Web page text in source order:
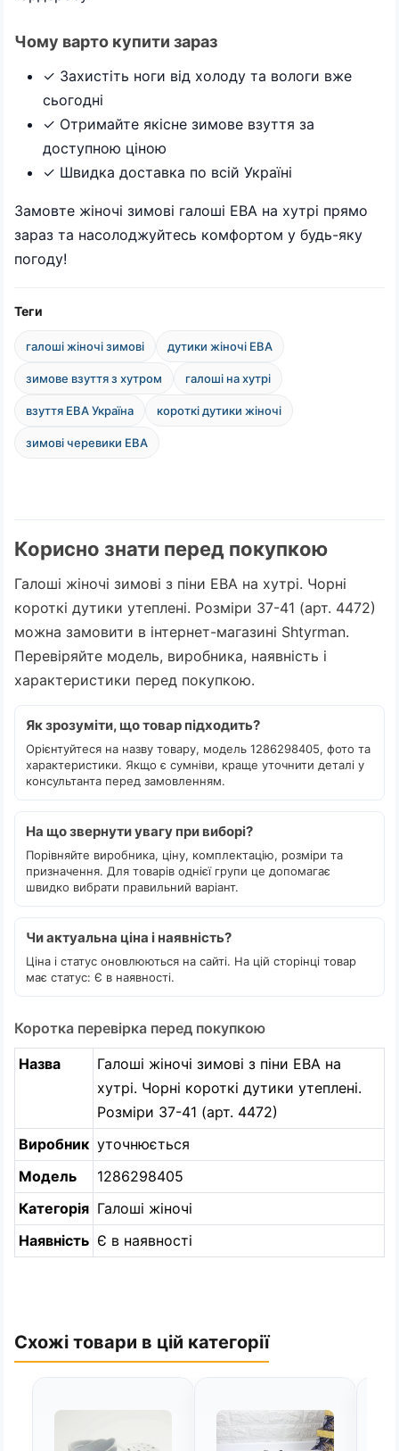
Чому варто купити зараз
✓ Захистіть ноги від холоду та вологи вже
сьогодні
✓ Отримайте якісне зимове взуття за
доступною ціною
✓ Швидка доставка по всій Україні
Замовте жіночі зимові галоші ЕВА на хутрі прямо
зараз та насолоджуйтесь комфортом у будь-яку
погоду!
Теги
галоші жіночі зимові дутики жіночі ЕВА
зимове взуття з хутром галоші на хутрі
взуття ЕВА Україна короткі дутики жіночі
зимові черевики ЕВА
Корисно знати перед покупкою
Галоші жіночі зимові з піни ЕВА на хутрі. Чорні
короткі дутики утеплені. Розміри 37-41 (арт. 4472)
можна замовити в інтернет-магазині Shtyrman.
Перевіряйте модель, виробника, наявність і
характеристики перед покупкою.
Як зрозуміти, що товар підходить?
Орієнтуйтеся на назву товару, модель 1286298405, фото та
характеристики. Якщо є сумніви, краще уточнити деталі у
консультанта перед замовленням.
На що звернути увагу при виборі?
Порівняйте виробника, ціну, комплектацію, розміри та
призначення. Для товарів однієї групи це допомагає
швидко вибрати правильний варіант.
Чи актуальна ціна і наявність?
Ціна і статус оновлюються на сайті. На цій сторінці товар
має статус: Є в наявності.
Коротка перевірка перед покупкою
Назва
Галоші жіночі зимові з піни ЕВА на
хутрі. Чорні короткі дутики утеплені.
Розміри 37-41 (арт. 4472)
Виробник уточнюється
Модель
1286298405
Категорія Галоші жіночі
Наявність Є в наявності
Схожі товари в цій категорії